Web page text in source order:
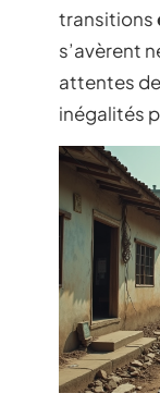
transitions
s’avèrent
attentes
inégalités